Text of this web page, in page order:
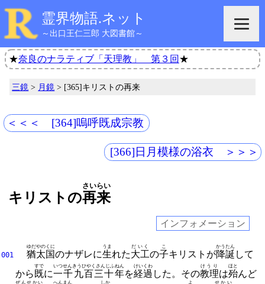
霊界物語.ネット
～出口王仁三郎 大図書館～
★奈良のナラティブ「天理教」 第３回 ★
三鏡 > 月鏡 > [365]キリストの再来
＜＜＜ [364]嗚呼既成宗教
[366]日月模様の浴衣 ＞＞＞
キリストの再来
さいらい
インフォメーション
001 猶太国
ゆだやのくに
のナザレに生
うま
れた大工
だいく
の子
こ
キリストが降誕
かうたん
して
から 既
すで
に一千九百三十
いつせんきうひやくさんじふ
年
ねん
を経過
けいくわ
した。 その教理
けうり
は殆
ほと
んど
ぜんせかい へんまん しか よ せかい